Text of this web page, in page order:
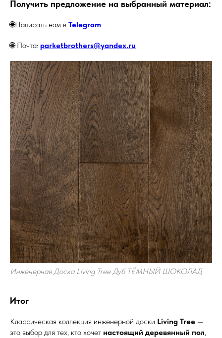
Получить предложение на выбранный материал:
🌐Написать нам в Telegram
🌐 Почта: parketbrothers@yandex.ru
Инженерная Доска Living Tree Дуб ТЁМНЫЙ ШОКОЛАД
Итог
Классическая коллекция инженерной доски Living Tree —
это выбор для тех, кто хочет настоящий деревянный пол,